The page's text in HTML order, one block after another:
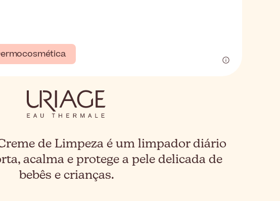
de Limpeza é um limpador diário
acalma e protege a pele delicada de
bebês e crianças.